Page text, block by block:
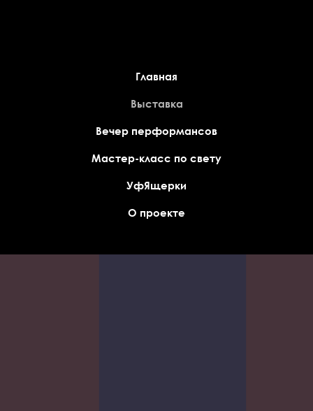
Главная
Выставка
Вечер перформансов
Мастер-класс по свету
УфЯщерки
О проекте